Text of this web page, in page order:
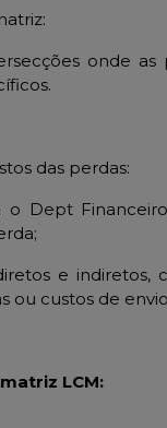
ções onde as
das perdas:
o Dept
e indiretos,
ou custos de
LCM: